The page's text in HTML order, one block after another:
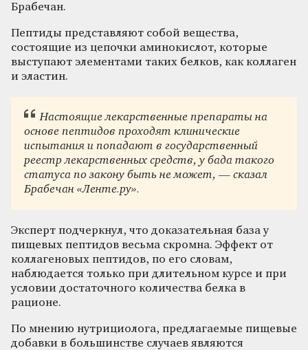
Брабечан.
Пептиды представляют собой вещества,
состоящие из цепочки аминокислот, которые
выступают элементами таких белков, как коллаген
и эластин.
Настоящие лекарственные препараты на
основе пептидов проходят клинические
испытания и попадают в государственный
реестр лекарственных средств, у бада такого
статуса по закону быть не может, — сказал
Брабечан «Ленте.ру».
Эксперт подчеркнул, что доказательная база у
пищевых пептидов весьма скромна. Эффект от
коллагеновых пептидов, по его словам,
наблюдается только при длительном курсе и при
условии достаточного количества белка в
рационе.
По мнению нутрициолога, предлагаемые пищевые
добавки в большинстве случаев являются